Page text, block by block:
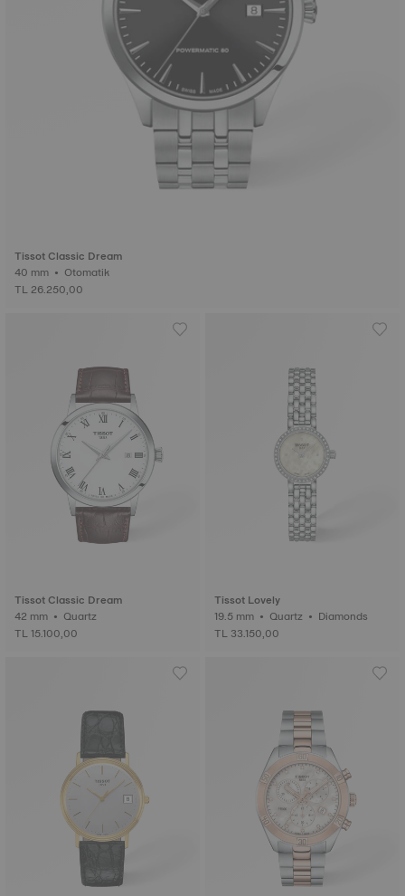
Tissot Classic Dream
40 mm • Otomatik
TL 26.250,00
Tissot Classic Dream
42 mm • Quartz
TL 15.100,00
Tissot Lovely
19.5 mm • Quartz • Diamonds
TL 33.150,00